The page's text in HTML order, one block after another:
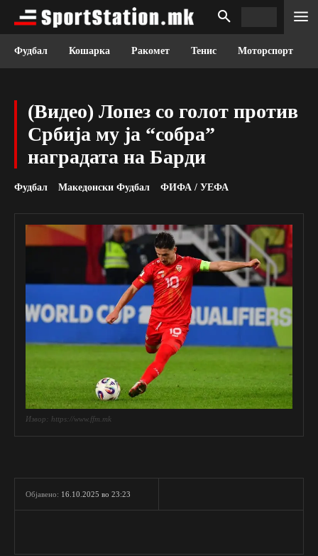
Фудбал Кошарка Ракомет Тенис Моторспорт
(Видео) Лопез со голот против
Србија му ја “собра”
наградата на Барди
Фудбал Македонски Фудбал ФИФА / УЕФА
Извор: https://www.ffm.mk
Објавено: 16.10.2025 во 23:23